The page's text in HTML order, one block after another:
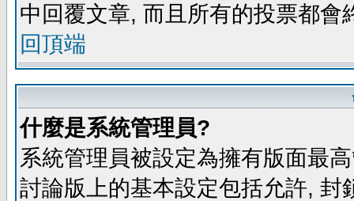
中回覆文章, 而且所有的投票都
回頂端
什麼是系統管理員?
系統管理員被設定為擁有版面最
討論版上的基本設定包括允許,